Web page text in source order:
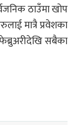
ठाउँमा खोप
मात्रै प्रवेशका
सबैका